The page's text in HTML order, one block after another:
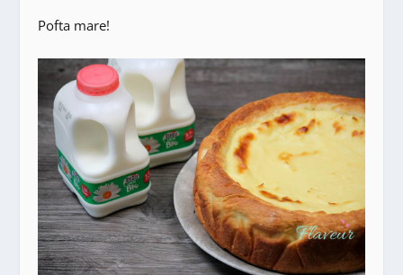
Pofta mare!